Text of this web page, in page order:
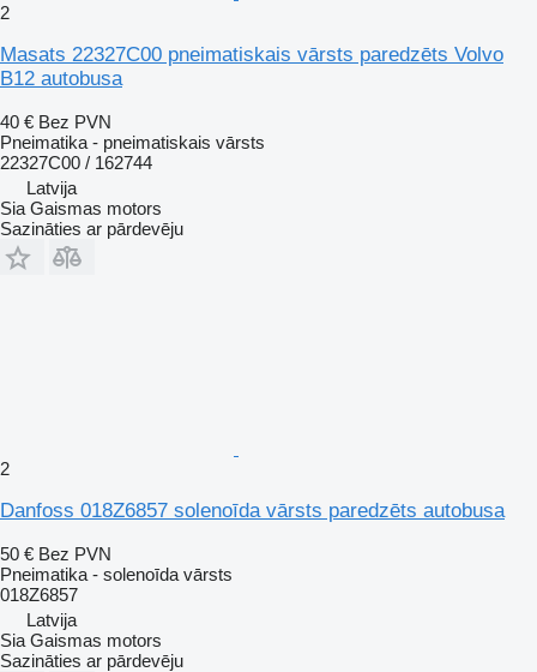
2
Masats 22327C00 pneimatiskais vārsts paredzēts Volvo
B12 autobusa
40 € Bez PVN
Pneimatika - pneimatiskais vārsts
22327C00 / 162744
Latvija
Sia Gaismas motors
Sazināties ar pārdevēju
2
Danfoss 018Z6857 solenoīda vārsts paredzēts autobusa
50 € Bez PVN
Pneimatika - solenoīda vārsts
018Z6857
Latvija
Sia Gaismas motors
Sazināties ar pārdevēju